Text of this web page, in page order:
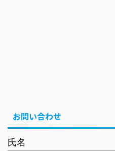
お問い合わせ
氏名